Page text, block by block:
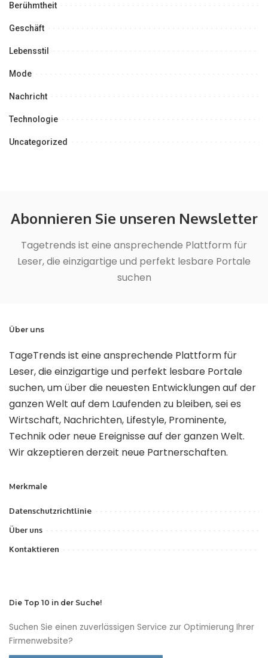
Berühmtheit
Geschäft
Lebensstil
Mode
Nachricht
Technologie
Uncategorized
Abonnieren Sie unseren Newsletter
Tagetrends ist eine ansprechende Plattform für
Leser, die einzigartige und perfekt lesbare Portale
suchen
Über uns
TageTrends ist eine ansprechende Plattform für
Leser, die einzigartige und perfekt lesbare Portale
suchen, um über die neuesten Entwicklungen auf der
ganzen Welt auf dem Laufenden zu bleiben, sei es
Wirtschaft, Nachrichten, Lifestyle, Prominente,
Technik oder neue Ereignisse auf der ganzen Welt.
Wir akzeptieren derzeit neue Partnerschaften.
Merkmale
Datenschutzrichtlinie
Über uns
Kontaktieren
Die Top 10 in der Suche!
Suchen Sie einen zuverlässigen Service zur Optimierung Ihrer
Firmenwebsite?